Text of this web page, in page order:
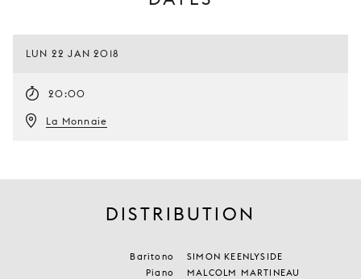
LUN 22 JAN 2018
20:00
La Monnaie
DISTRIBUTION
Baritono
SIMON KEENLYSIDE
Piano
MALCOLM MARTINEAU